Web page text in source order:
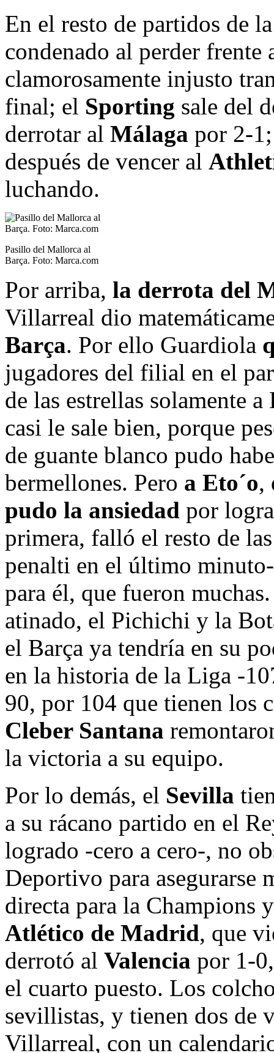
En el resto de partidos de
condenado al perder frente
clamorosamente injusto
final; el Sporting sale del
derrotar al Málaga por 2-
después de vencer al
luchando.
Pasillo del Mallorca al
Barça. Foto: Marca.com
Por arriba, la derrota del
Villarreal dio
Barça. Por ello Guardiola
jugadores del filial en el
de las estrellas solamente
casi le sale bien, porque
de guante blanco pudo
bermellones. Pero a Eto´o,
pudo la ansiedad por
primera, falló el resto de
penalti en el último
para él, que fueron
atinado, el Pichichi y la
el Barça ya tendría en su
en la historia de la Liga -
90, por 104 que tienen los
Cleber Santana
la victoria a su equipo.
Por lo demás, el Sevilla
a su rácano partido en el
logrado -cero a cero-, no
Deportivo para asegurarse
directa para la Champions
Atlético de Madrid, que
derrotó al Valencia por 1-
el cuarto puesto. Los
sevillistas, y tienen dos de
Villarreal, con un